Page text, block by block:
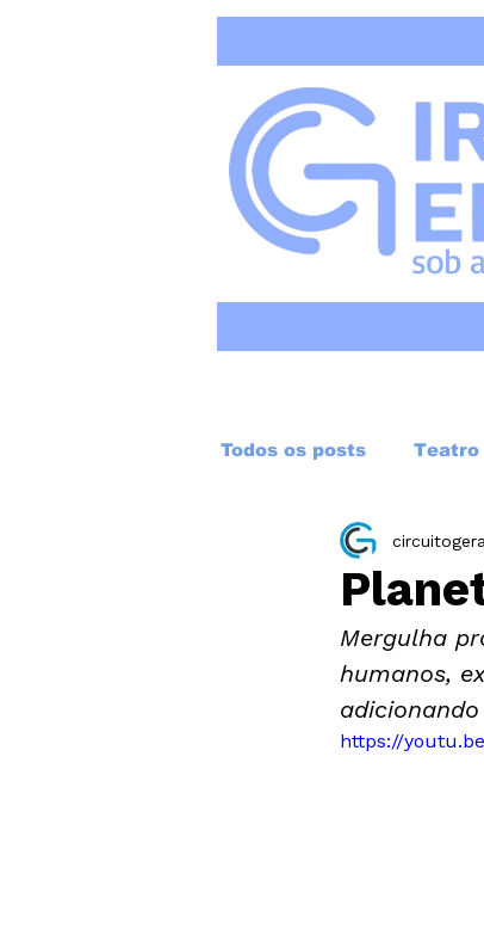
sob a
Todos os posts Teatro
Resenha
Mergulha
humanos,
https://